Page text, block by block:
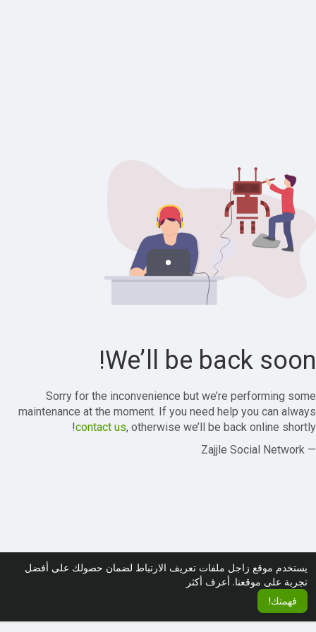
يستخدم موقع زاجل ملفات تعريف الارتباط لضمان حصولك على أفضل
تجربة على موقعنا. أعرف أكثر
فهمتك!
We’ll be back soon!
Sorry for the inconvenience but we’re performing some
maintenance at the moment. If you need help you can always
contact us, otherwise we’ll be back online shortly!
— Zajjle Social Network